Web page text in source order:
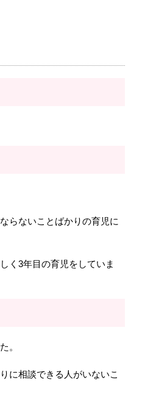
らないことばかりの育児に
く3年目の育児をしていま
。
に相談できる人がいないこ